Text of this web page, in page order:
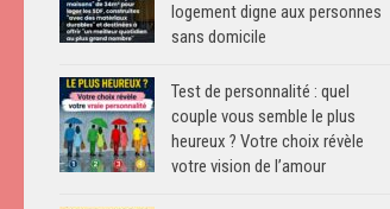
logement digne aux personnes
sans domicile
Test de personnalité : quel
couple vous semble le plus
heureux ? Votre choix révèle
votre vision de l’amour